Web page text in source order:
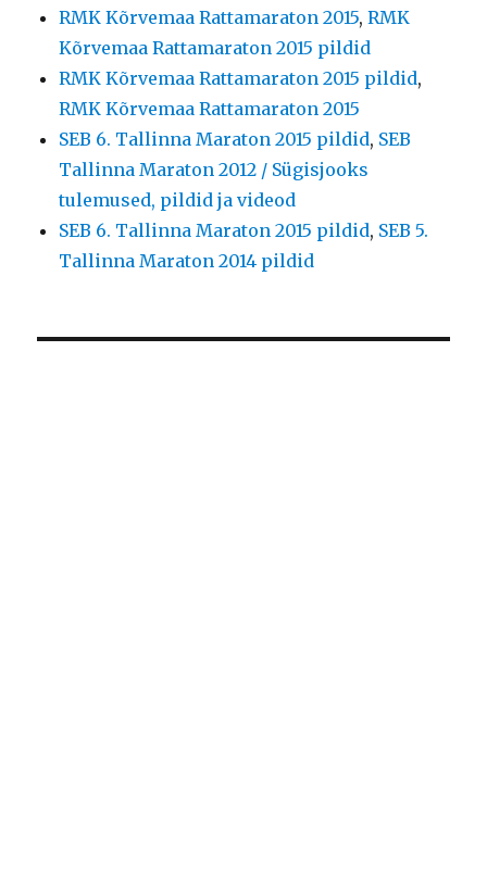
RMK Kõrvemaa Rattamaraton 2015,RMK
Kõrvemaa Rattamaraton 2015 pildid
RMK Kõrvemaa Rattamaraton 2015 pildid,
RMK Kõrvemaa Rattamaraton 2015
SEB 6. Tallinna Maraton 2015 pildid, SEB
Tallinna Maraton 2012 / Sügisjooks
tulemused, pildid ja videod
SEB 6. Tallinna Maraton 2015 pildid, SEB 5.
Tallinna Maraton 2014 pildid